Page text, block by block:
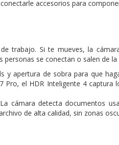
accesorios para
trabajo. Si te mueves, la
se conectan o salen de la
y apertura de sobra para que
Pro, el HDR Inteligente 4 captura
cámara detecta documentos
de alta calidad, sin zonas